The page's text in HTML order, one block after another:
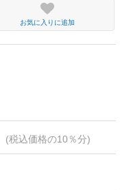
お気に入りに追加
(税込価格の10％分)